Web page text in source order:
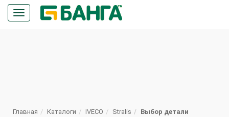
Кнопка
меню
Главная Каталоги IVECO Stralis Выбор детали